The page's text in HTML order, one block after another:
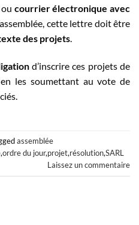
ou courrier électronique avec
cette lettre doit être
des projets.
d’inscrire ces projets de
les soumettant au vote de
assemblée
,ordre du jour,projet,résolution,SARL
Laissez un commentaire